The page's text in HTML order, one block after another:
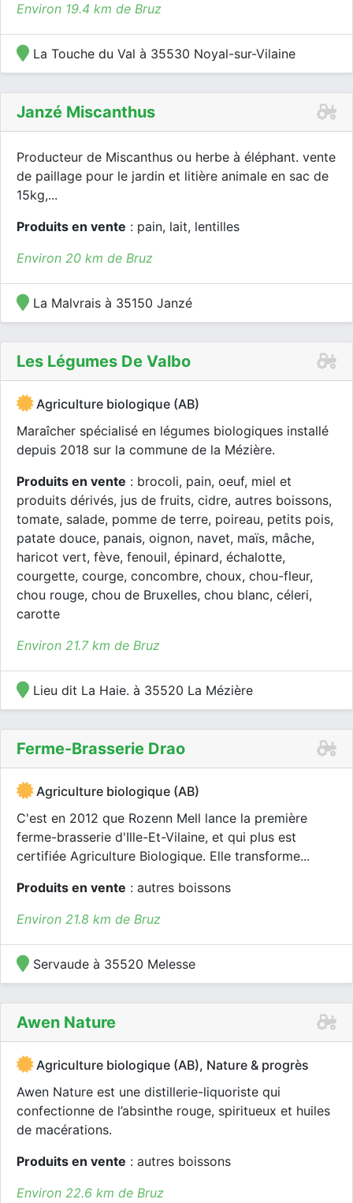
Environ 19.4 km de Bruz
La Touche du Val à 35530 Noyal-sur-Vilaine
Janzé Miscanthus
Producteur de Miscanthus ou herbe à éléphant. vente
de paillage pour le jardin et litière animale en sac de
15kg,...
Produits en vente : pain, lait, lentilles
Environ 20 km de Bruz
La Malvrais à 35150 Janzé
Les Légumes De Valbo
Agriculture biologique (AB)
Maraîcher spécialisé en légumes biologiques installé
depuis 2018 sur la commune de la Mézière.
Produits en vente : brocoli, pain, oeuf, miel et
produits dérivés, jus de fruits, cidre, autres boissons,
tomate, salade, pomme de terre, poireau, petits pois,
patate douce, panais, oignon, navet, maïs, mâche,
haricot vert, fève, fenouil, épinard, échalotte,
courgette, courge, concombre, choux, chou-fleur,
chou rouge, chou de Bruxelles, chou blanc, céleri,
carotte
Environ 21.7 km de Bruz
Lieu dit La Haie. à 35520 La Mézière
Ferme-Brasserie Drao
Agriculture biologique (AB)
C'est en 2012 que Rozenn Mell lance la première
ferme-brasserie d'Ille-Et-Vilaine, et qui plus est
certifiée Agriculture Biologique. Elle transforme...
Produits en vente : autres boissons
Environ 21.8 km de Bruz
Servaude à 35520 Melesse
Awen Nature
Agriculture biologique (AB), Nature & progrès
Awen Nature est une distillerie-liquoriste qui
confectionne de l’absinthe rouge, spiritueux et huiles
de macérations.
Produits en vente : autres boissons
Environ 22.6 km de Bruz